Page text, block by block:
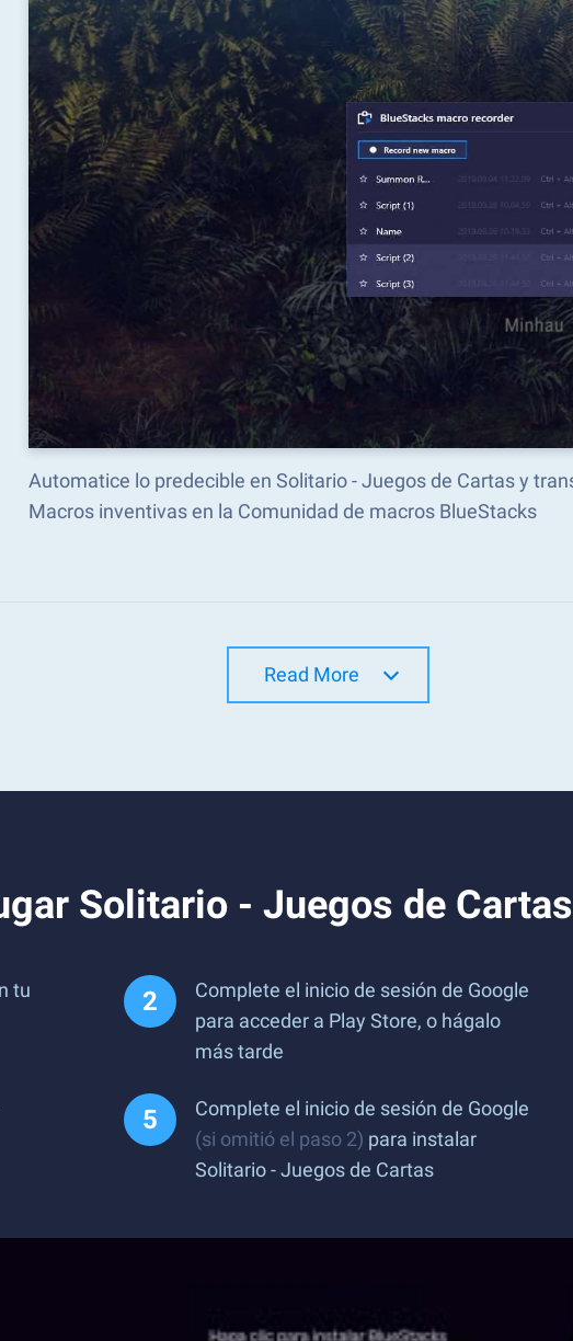
Automatice lo predecible en Solitario - Juegos de Cartas y
Macros inventivas en la Comunidad de macros BlueStacks
Read More
Solitario - Juegos de
tu
Complete el inicio de sesión de Google
para acceder a Play Store, o hágalo
más tarde
Complete el inicio de sesión de Google
(si omitió el paso 2) para instalar
Solitario - Juegos de Cartas